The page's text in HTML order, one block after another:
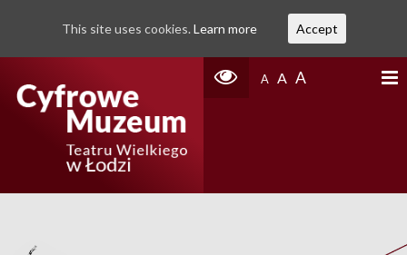
A A A
This site uses cookies. Learn more Accept